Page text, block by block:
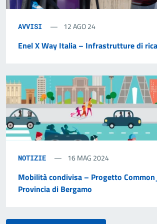
AVVISI 12 AGO 24
Enel X Way Italia – Infrastrutture di
NOTIZIE 16 MAG 2024
Mobilità condivisa – Progetto
Provincia di Bergamo